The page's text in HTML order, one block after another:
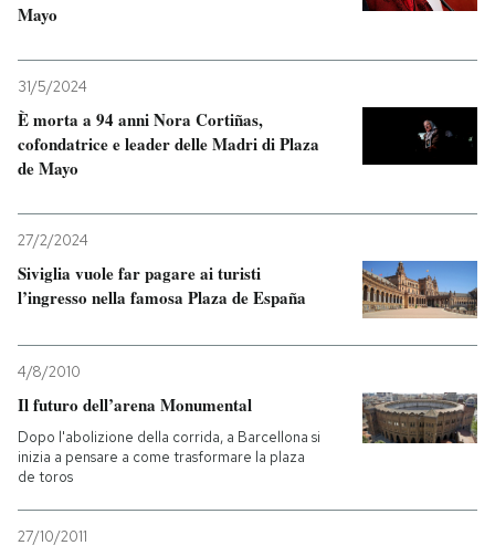
Mayo
31/5/2024
È morta a 94 anni Nora Cortiñas,
cofondatrice e leader delle Madri di Plaza
de Mayo
27/2/2024
Siviglia vuole far pagare ai turisti
l’ingresso nella famosa Plaza de España
4/8/2010
Il futuro dell’arena Monumental
Dopo l'abolizione della corrida, a Barcellona si
inizia a pensare a come trasformare la plaza
de toros
27/10/2011